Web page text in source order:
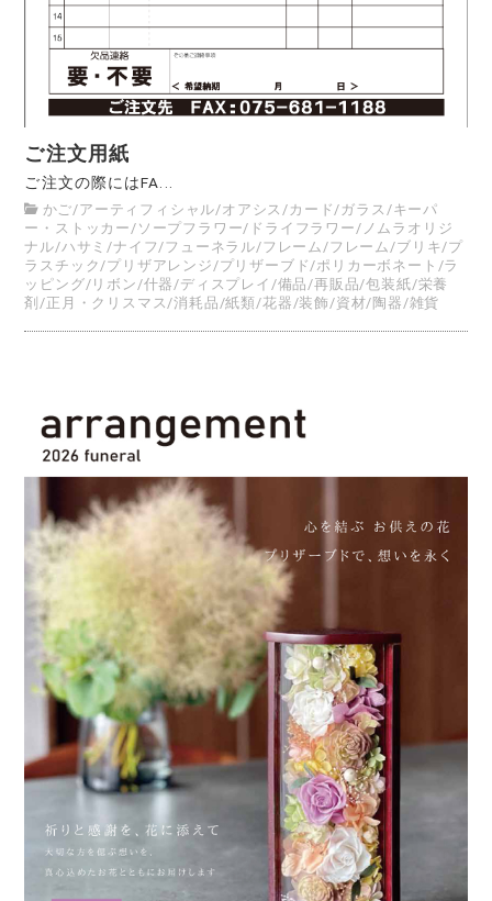
ご注文用紙
ご注文の際にはFA...
かご/アーティフィシャル/オアシス/ カード/ ガラス /キーパ
ー・ストッカー/ ソープフラワー/ ドライフラワー/ ノムラオリジ
ナル/ハサミ/ナイフ/フューネラル/フレーム/フレーム/ブリキ/プ
ラスチック/プリザアレンジ/プリザーブド/ポリカーボネート /ラ
ッピング/ リボン/什器/ディスプレイ /備品/再販品/包装紙/栄養
剤/正月・クリスマス/消耗品/紙類/花器/装飾/資材/ 陶器/雑貨